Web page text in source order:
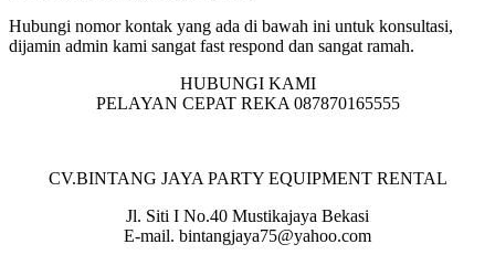
Hubungi nomor kontak yang ada di bawah ini untuk konsultasi,
dijamin admin kami sangat fast respond dan sangat ramah.
HUBUNGI KAMI
PELAYAN CEPAT REKA 087870165555
CV.BINTANG JAYA PARTY EQUIPMENT RENTAL
Jl. Siti I No.40 Mustikajaya Bekasi
E-mail. bintangjaya75@yahoo.com